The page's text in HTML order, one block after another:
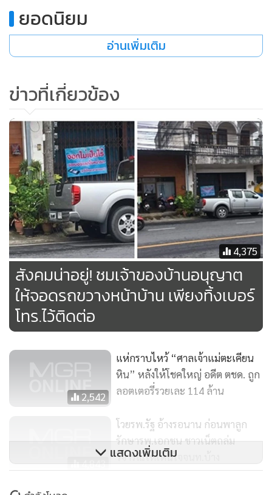
ยอดนิยม
อ่านเพิ่มเติม
ข่าวที่เกี่ยวข้อง
4,375
สังคมน่าอยู่! ชมเจ้าของบ้านอนุญาต
ให้จอดรถขวางหน้าบ้าน เพียงทิ้งเบอร์
โทร.ไว้ติดต่อ
2,542
แห่กราบไหว้ “ศาลเจ้าแม่ตะเคียน
หิน” หลังให้โชคใหญ่ อดีต ตชด. ถูก
ลอตเตอรี่รวยเละ 114 ล้าน
4,843
โวยรพ.รัฐ อ้างรอนาน ก่อนพาลูก
รักษารพ.เอกชน ชาวเน็ตถล่ม
วิจารณ์ให้เห็นใจจนท.บ้าง
แสดงเพิ่มเติม